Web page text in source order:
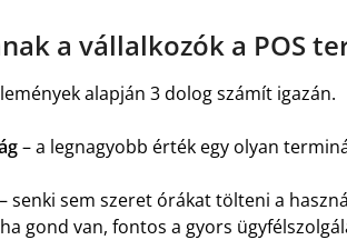
a vállalkozók a POS
alapján 3 dolog számít igazán.
– a legnagyobb érték egy olyan
– senki sem szeret órákat tölteni a
gond van, fontos a gyors